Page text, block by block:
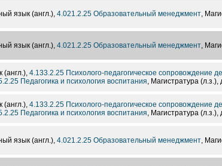
язык (англ.), 4.021.2.25 Образовательный менеджмент,
язык (англ.), 4.021.2.25 Образовательный менеджмент,
(англ.), 4.133.2.25 Психолого-педагогическое сопровождение
Педагогика и психология воспитания, Магистратура (л.з.),
(англ.), 4.133.2.25 Психолого-педагогическое сопровождение
Педагогика и психология воспитания, Магистратура (л.з.),
язык (англ.), 4.021.2.25 Образовательный менеджмент,